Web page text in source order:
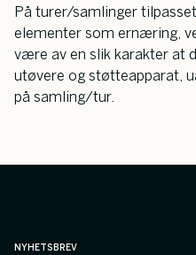
På turer/samlinger
elementer som ernæring,
være av en slik karakter at
utøvere og støtteapparat,
på samling/tur.
NYHETSBREV